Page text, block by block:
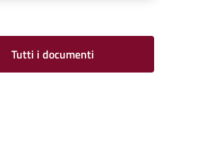
Tutti i documenti